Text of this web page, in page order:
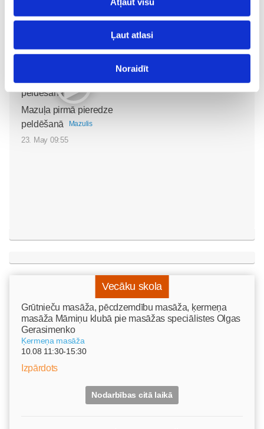
Ļaut atlasi
Noraidīt
Mazuļa pirmā pieredze
peldēšanā
Mazulis
23. May 09:55
Vecāku skola
Grūtnieču masāža, pēcdzemdību masāža, ķermeņa
masāža Māmiņu klubā pie masāžas speciālistes Olgas
Gerasimenko
Ķermeņa masāža
10.08 11:30-15:30
Izpārdots
Nodarbības citā laikā